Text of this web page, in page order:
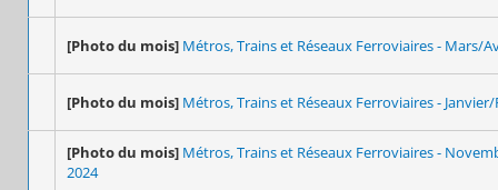
[Photo du mois] Métros, Trains et Réseaux Ferroviaires - Mars/
[Photo du mois] Métros, Trains et Réseaux Ferroviaires -
[Photo du mois] Métros, Trains et Réseaux Ferroviaires -
2024